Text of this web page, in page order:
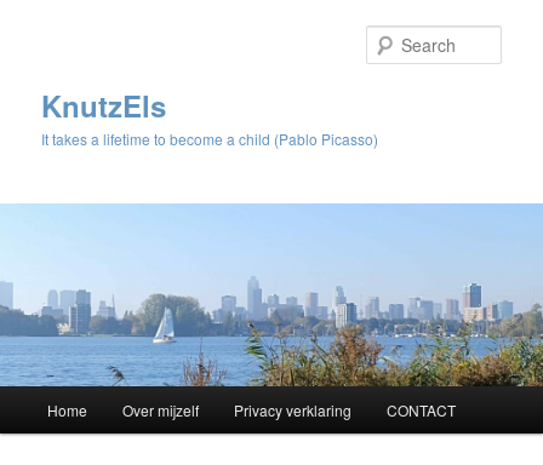
KnutzEls
It takes a lifetime to become a child (Pablo Picasso)
Skip
Home Over mijzelf Privacy verklaring CONTACT